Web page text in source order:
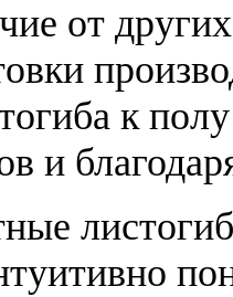
от
к
и